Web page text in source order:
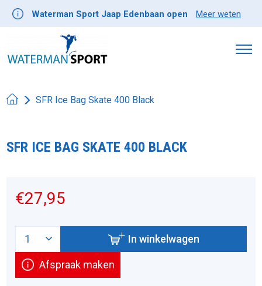
Waterman Sport Jaap Edenbaan open Meer weten
SFR Ice Bag Skate 400 Black
SFR ICE BAG SKATE 400 BLACK
€27,95
In winkelwagen
Afspraak maken